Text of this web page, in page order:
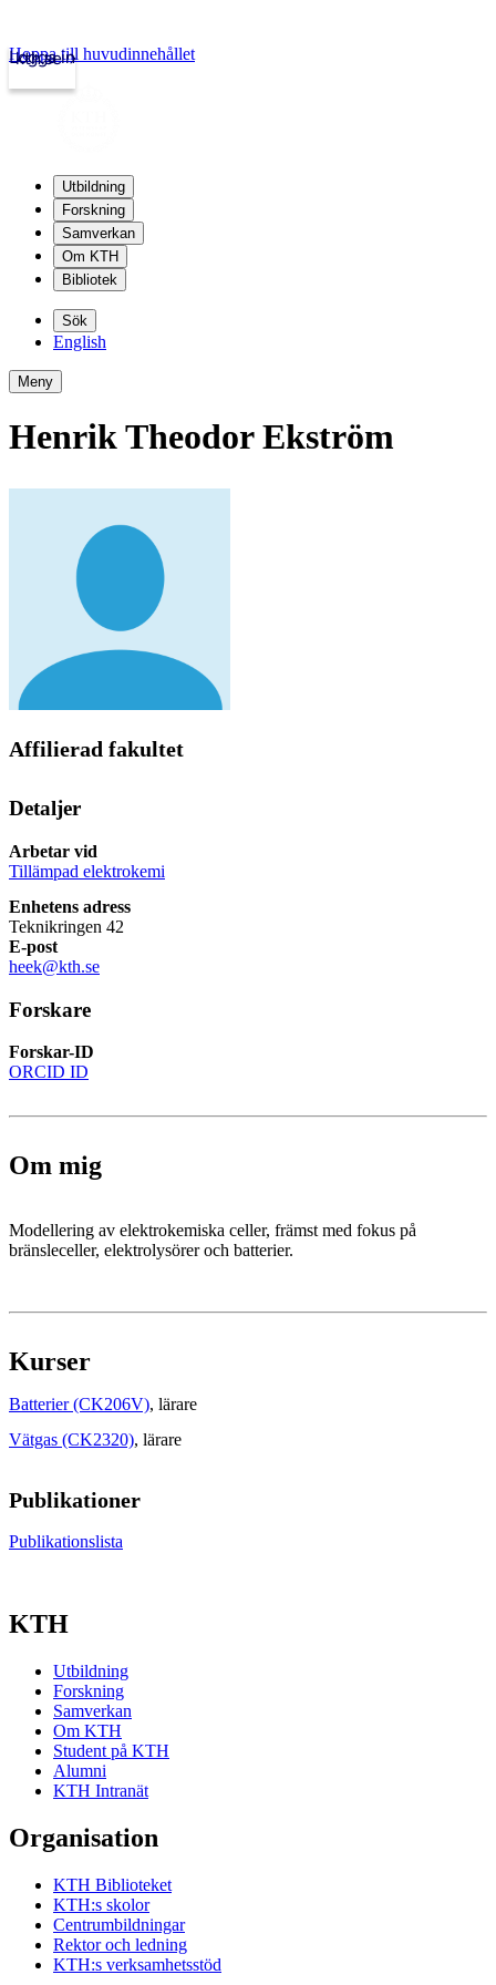
kth.se
Logga in
Hoppa till huvudinnehållet
Utbildning
Forskning
Samverkan
Om KTH
Bibliotek
Sök
English
Meny
Henrik Theodor Ekström
Affilierad fakultet
Detaljer
Arbetar vid
Tillämpad elektrokemi
Enhetens adress
Teknikringen 42
E-post
heek@kth.se
Forskare
Forskar-ID
ORCID ID
Om mig
Modellering av elektrokemiska celler, främst med fokus på
bränsleceller, elektrolysörer och batterier.
Kurser
Batterier (CK206V), lärare
Vätgas (CK2320), lärare
Publikationer
Publikationslista
KTH
Utbildning
Forskning
Samverkan
Om KTH
Student på KTH
Alumni
KTH Intranät
Organisation
KTH Biblioteket
KTH:s skolor
Centrumbildningar
Rektor och ledning
KTH:s verksamhetsstöd